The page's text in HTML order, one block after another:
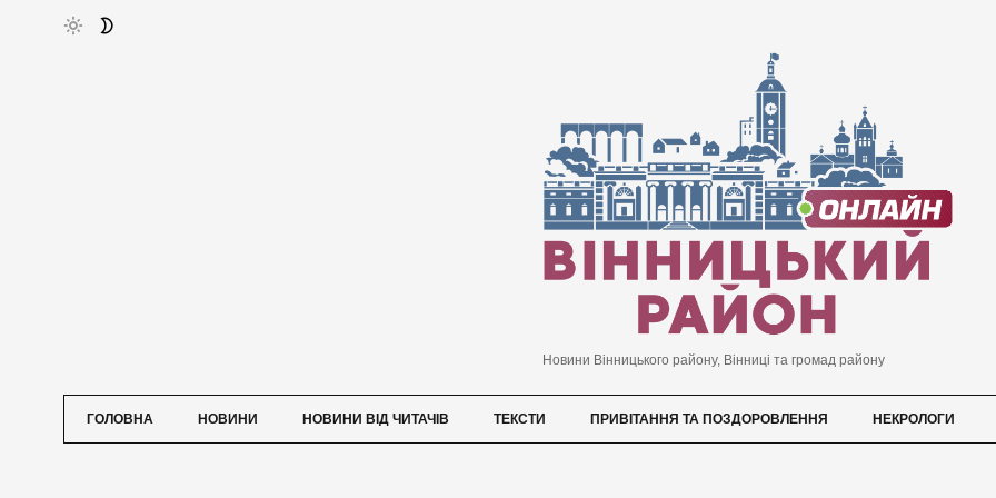
Новини Вінницького району, Вінниці та громад району
ГОЛОВНА НОВИНИ НОВИНИ ВІД ЧИТАЧІВ ТЕКСТИ ПРИВІТАННЯ ТА ПОЗДОРОВЛЕННЯ НЕКРОЛОГИ